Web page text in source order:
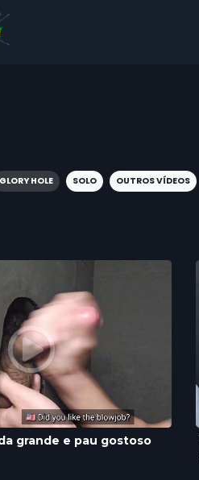
GLORY HOLE SOLO OUTROS VÍDEOS
grande e pau gostoso